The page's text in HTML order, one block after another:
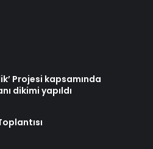
Projesi kapsamında
dikimi yapıldı